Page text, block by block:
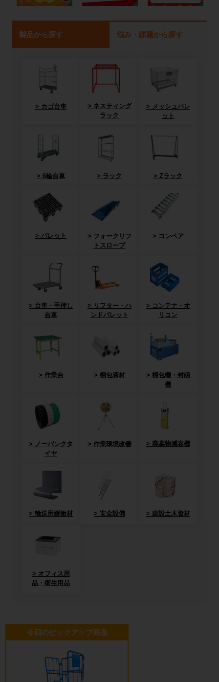
製品から探す 悩み・課題から探す
カゴ台車
ネスティング
ラック
メッシュパレ
ット
6輪台車 ラック Zラック
パレット
フォークリフ
トスロープ
コンベア
台車・手押し
台車
リフター・ハ
ンドパレット
コンテナ・オ
リコン
作業台 梱包資材
梱包機・封函
機
ノーパンクタ
イヤ
作業環境改善 廃棄物減容機
輸送用緩衝材 安全設備 建設土木資材
オフィス用
品・衛生用品
今回のピックアップ商品